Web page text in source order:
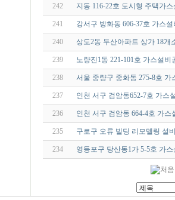
242 지동 116-22호 도시형 주택가
241 강서구 방화동 606-37호 가스
240 상도2동 두산아파트 상가 18개
239 노량진1동 221-101호 가스설비
238 서울 중량구 중화동 275-8호 가
237 인천 서구 검암동652-7호 가스
236 인천 서구 검암동 664-4호 가스
235 구로구 오류 빌딩 리모델링 설
234 영등포구 당산동1가 5-5호 가